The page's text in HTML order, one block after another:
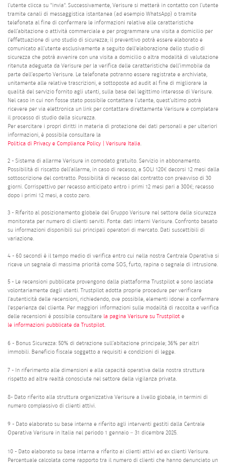
l’utente clicca su "invia". Successivamente, Verisure si metterà in contatto con l’utente
tramite canali di messaggistica istantanea (ad esempio WhatsApp) o tramite
telefonata al fine di confermare le informazioni relative alle caratteristiche
dell’abitazione o attività commerciale e per programmare una visita a domicilio per
l’effettuazione di uno studio di sicurezza; il preventivo potrà essere elaborato e
comunicato all’utente esclusivamente a seguito dell'elaborazione dello studio di
sicurezza che potrà avvenire con una visita a domicilio o altra modalità di valutazione
ritenuta adeguata da Verisure per la verifica delle caratteristiche dell’immobile da
parte dell’esperto Verisure. Le telefonate potranno essere registrate e archiviate,
unitamente alle relative trascrizioni, e sottoposte ad audit al fine di migliorare la
qualità del servizio fornito agli utenti, sulla base del legittimo interesse di Verisure.
Nel caso in cui non fosse stato possibile contattare l’utente, quest’ultimo potrà
ricevere per via elettronica un link per contattare direttamente Verisure e completare
il processo di studio della sicurezza.
Per esercitare i propri diritti in materia di protezione dei dati personali e per ulteriori
informazioni, è possibile consultare la
Politica di Privacy e Compliance Policy | Verisure Italia
2 - Sistema di allarme Verisure in comodato gratuito. Servizio in abbonamento.
Possibilità di riscatto dell’allarme, in caso di recesso, a SOLI 120€ decorsi 12 mesi dalla
sottoscrizione del contratto. Possibilità di recesso dal contratto con preavviso di 30
giorni. Corrispettivo per recesso anticipato entro i primi 12 mesi pari a 300€; recesso
dopo i primi 12 mesi, a costo zero.
3 - Riferito al posizionamento globale del Gruppo Verisure nel settore della sicurezza
monitorata per numero di clienti serviti. Fonte: dati interni Verisure. Confronto basato
su informazioni disponibili sui principali operatori di mercato. Dati suscettibili di
variazione.
4 - 60 secondi è il tempo medio di verifica entro cui nella nostra Centrale Operativa si
riceve un segnale di massima priorità come SOS, furto, rapina o segnale di intrusione.
5 - Le recensioni pubblicate provengono dalla piattaforma Trustpilot e sono lasciate
volontariamente dagli utenti. Trustpilot adotta proprie procedure per verificare
l'autenticità delle recensioni, richiedendo, ove possibile, elementi idonei a confermare
l'esperienza del cliente. Per maggiori informazioni sulle modalità di raccolta e verifica
delle recensioni è possibile consultare la pagina Verisure su Trustpilot e
le informazioni pubblicate da Trustpilot
6 - Bonus Sicurezza: 50% di detrazione sull’abitazione principale; 36% per altri
immobili. Beneficio fiscale soggetto a requisiti e condizioni di legge.
7 - In riferimento alle dimensioni e alla capacità operativa della nostra struttura
rispetto ad altre realtà conosciute nel settore della vigilanza privata.
8- Dato riferito alla struttura organizzativa Verisure a livello globale, in termini di
numero complessivo di clienti attivi.
9 - Dato elaborato su base interna e riferito agli interventi gestiti dalla Centrale
Operativa Verisure in Italia nel periodo 1 gennaio – 31 dicembre 2025.
10 - Dato elaborato su base interna e riferito ai clienti attivi ed ex clienti Verisure.
Percentuale calcolata come rapporto tra il numero di clienti che hanno denunciato un